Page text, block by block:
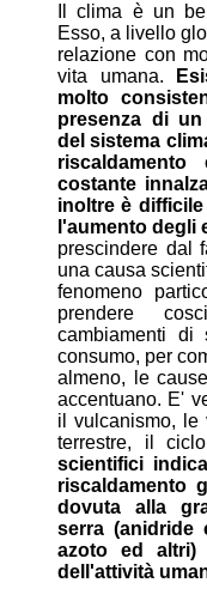
Il clima è un
Esso, a livello
relazione con
vita umana.
molto
presenza di
del sistema
costante
inoltre è
l'aumento degli
prescindere dal
una causa
fenomeno
prendere
cambiamenti
consumo, per
almeno, le
accentuano. E'
il vulcanismo, le
terrestre, il
scientifici
riscaldamento
dovuta alla
serra (anidride
azoto ed altri)
dell'attività